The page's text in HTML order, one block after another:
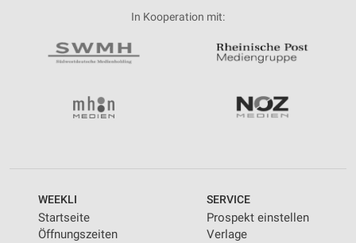
In Kooperation mit:
WEEKLI
Startseite
Öffnungszeiten
SERVICE
Prospekt einstellen
Verlage